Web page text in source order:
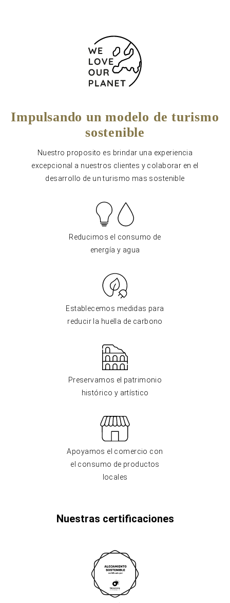
Impulsando un modelo de turismo
sostenible
Nuestro proposito es brindar una experiencia
excepcional a nuestros clientes y colaborar en el
desarrollo de un turismo mas sostenible
Reducimos el consumo de
energía y agua
Establecemos medidas para
reducir la huella de carbono
Preservamos el patrimonio
histórico y artístico
Apoyamos el comercio con
el consumo de productos
locales
Nuestras certificaciones